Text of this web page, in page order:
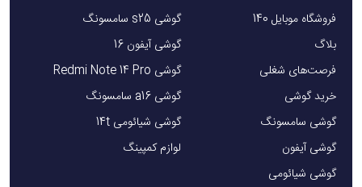
فروشگاه موبایل 140
بلاگ
فرصت‌های شغلی
خرید گوشی
گوشی سامسونگ
گوشی آیفون
گوشی شیائومی
گوشی s25 سامسونگ
گوشی آیفون 16
گوشی Redmi Note 14 Pro
گوشی a16 سامسونگ
گوشی شیائومی 14t
لوازم کمپینگ